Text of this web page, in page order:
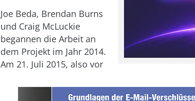
Joe Beda, Brendan Burns
und Craig McLuckie
begannen die Arbeit an
dem Projekt im Jahr 2014.
Am 21. Juli 2015, also vor